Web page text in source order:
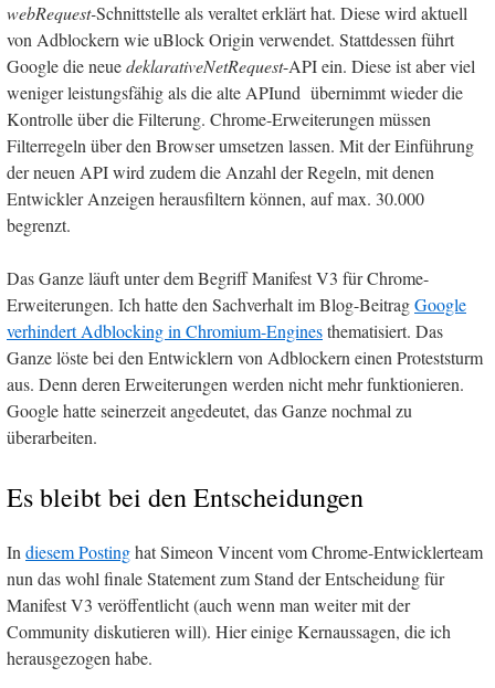
webRequest-Schnittstelle als veraltet erklärt hat. Diese wird aktuell
von Adblockern wie uBlock Origin verwendet. Stattdessen führt
Google die neuedeklarativeNetRequest-API ein. Diese ist aber viel
weniger leistungsfähig als die alte APIund übernimmt wieder die
Kontrolle über die Filterung. Chrome-Erweiterungen müssen
Filterregeln über den Browser umsetzen lassen. Mit der Einführung
der neuen API wird zudem die Anzahl der Regeln, mit denen
Entwickler Anzeigen herausfiltern können, auf max. 30.000
begrenzt.
Das Ganze läuft unter dem Begriff Manifest V3 für Chrome-
Erweiterungen. Ich hatte den Sachverhalt im Blog-BeitragGoogle
verhindert Adblocking in Chromium-Enginesthematisiert. Das
Ganze löste bei den Entwicklern von Adblockern einen Proteststurm
aus. Denn deren Erweiterungen werden nicht mehr funktionieren.
Google hatte seinerzeit angedeutet, das Ganze nochmal zu
überarbeiten.
Es bleibt bei den Entscheidungen
Indiesem Postinghat Simeon Vincent vom Chrome-Entwicklerteam
nun das wohl finale Statement zum Stand der Entscheidung für
Manifest V3 veröffentlicht (auch wenn man weiter mit der
Community diskutieren will). Hier einige Kernaussagen, die ich
herausgezogen habe.